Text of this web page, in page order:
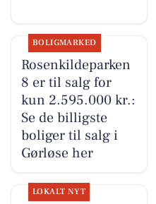
BOLIGMARKED
Rosenkildeparken
8 er til salg for
kun 2.595.000 kr.:
Se de billigste
boliger til salg i
Gørløse her
LOKALT NYT